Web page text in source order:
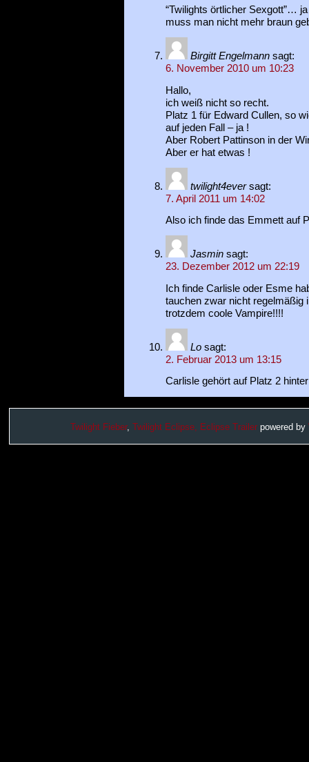
“Twilights örtlicher Sexgott”…
muss man nicht mehr braun
Birgitt Engelmann sagt:
6. November 2010 um 10:23
Hallo,
ich weiß nicht so recht.
Platz 1 für Edward Cullen, so
auf jeden Fall – ja !
Aber Robert Pattinson in der
Aber er hat etwas !
twilight4ever sagt:
7. April 2011 um 14:02
Also ich finde das Emmett auf
Jasmin sagt:
23. Dezember 2012 um 22:19
Ich finde Carlisle oder Esme
tauchen zwar nicht regelmäßig
trotzdem coole Vampire!!!!
Lo sagt:
2. Februar 2013 um 13:15
Carlisle gehört auf Platz 2
Twilight Fieber, Twilight Eclipse, Eclipse Trailer powered by